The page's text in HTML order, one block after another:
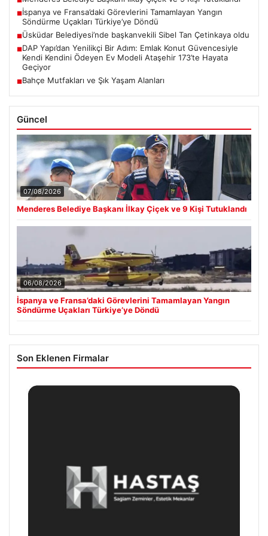
■İspanya ve Fransa’daki Görevlerini Tamamlayan Yangın
Söndürme Uçakları Türkiye’ye Döndü
■Üsküdar Belediyesi’nde başkanvekili Sibel Tan Çetinkaya oldu
■DAP Yapı’dan Yenilikçi Bir Adım: Emlak Konut Güvencesiyle
Kendi Kendini Ödeyen Ev Modeli Ataşehir 173’te Hayata
Geçiyor
■Bahçe Mutfakları ve Şık Yaşam Alanları
Güncel
07/08/2026
Menderes Belediye Başkanı İlkay Çiçek ve 9 Kişi Tutuklandı
06/08/2026
İspanya ve Fransa’daki Görevlerini Tamamlayan Yangın
Söndürme Uçakları Türkiye’ye Döndü
Son Eklenen Firmalar